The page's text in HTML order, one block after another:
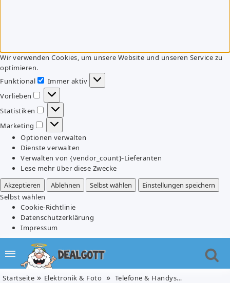
Wir verwenden Cookies, um unsere Website und unseren Service zu
optimieren.
Funktional
Funktional
Immer aktiv
Vorlieben
Vorlieben
Statistiken
Statistiken
Marketing
Marketing
Optionen verwalten
Dienste verwalten
Verwalten von {vendor_count}-Lieferanten
Lese mehr über diese Zwecke
Akzeptieren
Ablehnen Selbst wählen
Einstellungen speichern
Selbst wählen
Cookie-Richtlinie
Datenschutzerklärung
Impressum
Startseite Elektronik & Foto Telefone & Handys